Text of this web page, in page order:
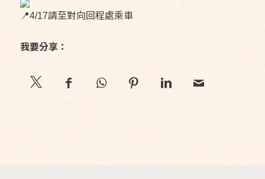
4/17請至對向回程處乘車
我要分享：